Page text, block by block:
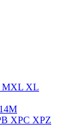
MXL XL
XPC XPZ